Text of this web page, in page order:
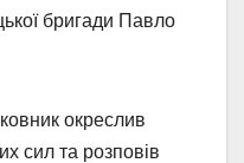
бригади Павло
окреслив
сил та розповів